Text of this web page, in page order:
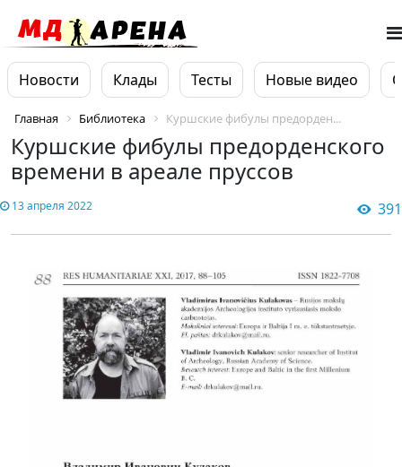
Новости Клады Тесты Новые видео
Главная Библиотека Куршские фибулы предорден...
Куршские фибулы предорденского
времени в ареале пруссов
13 апреля 2022 391